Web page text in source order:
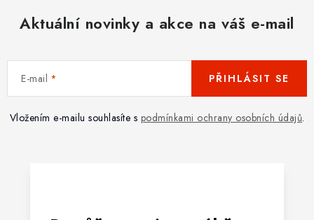
Aktuální novinky a akce na váš e-mail
E-mail
Vložením e-mailu souhlasíte s podmínkami ochrany osobních údajů.
PŘIHLÁSIT SE